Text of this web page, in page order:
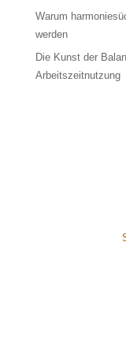
Warum
werden
Die Kunst der
Arbeitszeitnutzung